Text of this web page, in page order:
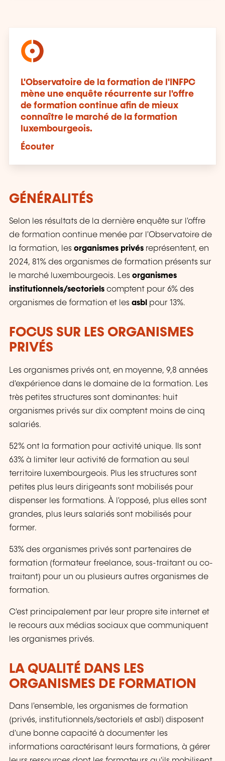
L'Observatoire de la formation de l'INFPC
mène une enquête récurrente sur l'offre
de formation continue afin de mieux
connaître le marché de la formation
luxembourgeois.
Écouter
GÉNÉRALITÉS
Selon les résultats de la dernière enquête sur l'offre
de formation continue menée par l'Observatoire de
la formation, les organismes privés représentent, en
2024, 81% des organismes de formation présents sur
le marché luxembourgeois. Les organismes
institutionnels/sectoriels comptent pour 6% des
organismes de formation et les asbl pour 13%.
FOCUS SUR LES ORGANISMES
PRIVÉS
Les organismes privés ont, en moyenne, 9,8 années
d'expérience dans le domaine de la formation. Les
très petites structures sont dominantes: huit
organismes privés sur dix comptent moins de cinq
salariés.
52% ont la formation pour activité unique. Ils sont
63% à limiter leur activité de formation au seul
territoire luxembourgeois. Plus les structures sont
petites plus leurs dirigeants sont mobilisés pour
dispenser les formations. À l'opposé, plus elles sont
grandes, plus leurs salariés sont mobilisés pour
former.
53% des organismes privés sont partenaires de
formation (formateur freelance, sous-traitant ou co-
traitant) pour un ou plusieurs autres organismes de
formation.
C'est principalement par leur propre site internet et
le recours aux médias sociaux que communiquent
les organismes privés.
LA QUALITÉ DANS LES
ORGANISMES DE FORMATION
Dans l'ensemble, les organismes de formation
(privés, institutionnels/sectoriels et asbl) disposent
d'une bonne capacité à documenter les
informations caractérisant leurs formations, à gérer